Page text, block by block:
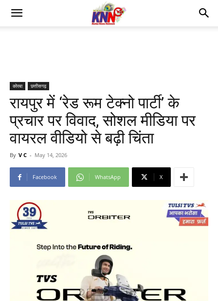
कोरबा छत्तीसगढ़
रायपुर में ‘रेड रूम टेक्नो पार्टी’ के
प्रचार पर विवाद, सोशल मीडिया पर
वायरल वीडियो से बढ़ी चिंता
By V C - May 14, 2026
Facebook WhatsApp X